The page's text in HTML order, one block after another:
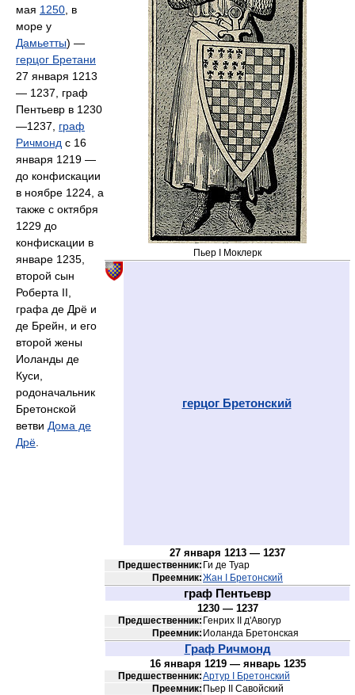
Пьер I Моклерк
герцог Бретонский
27 января 1213 — 1237
Предшественник: Ги де Туар
Преемник:Жан I Бретонский
граф Пентьевр
1230 — 1237
Предшественник: Генрих II д'Авогур
Преемник: Иоланда Бретонская
Граф Ричмонд
16 января 1219 — январь 1235
Предшественник:Артур I Бретонский
Преемник: Пьер II Савойский
мая 1250 , в
море у
Дамьетты) —
герцог Бретани
27 января 1213
— 1237, граф
Пентьевр в 1230
—1237, граф
Ричмонд с 16
января 1219 —
до конфискации
в ноябре 1224, а
также с октября
1229 до
конфискации в
январе 1235,
второй сын
Роберта II,
графа де Дрё и
де Брейн, и его
второй жены
Иоланды де
Куси,
родоначальник
Бретонской
ветви Дома де
Дрё